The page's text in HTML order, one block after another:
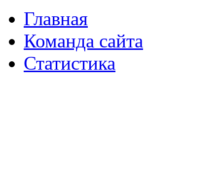
Главная
Команда сайта
Статистика